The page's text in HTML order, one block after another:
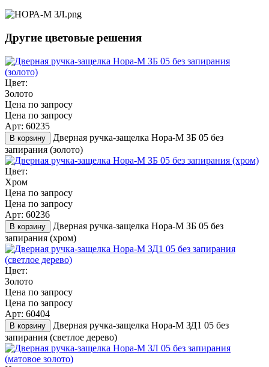
Другие цветовые решения
Цвет:
Золото
Цена по запросу
Цена по запросу
Арт: 60235
В корзину
Дверная ручка-защелка Нора-М ЗБ 05 без
запирания (золото)
Цвет:
Хром
Цена по запросу
Цена по запросу
Арт: 60236
В корзину
Дверная ручка-защелка Нора-М ЗБ 05 без
запирания (хром)
Цвет:
Золото
Цена по запросу
Цена по запросу
Арт: 60404
В корзину
Дверная ручка-защелка Нора-М ЗД1 05 без
запирания (светлое дерево)